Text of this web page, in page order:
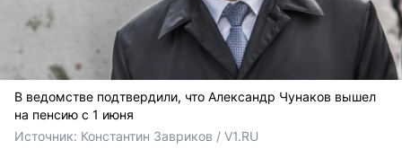
В ведомстве подтвердили, что Александр Чунаков вышел
на пенсию с 1 июня
Источник: Константин Завриков / V1.RU